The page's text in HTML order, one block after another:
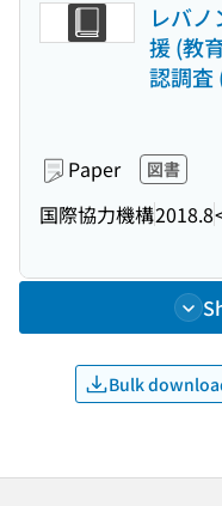
レバ
援 (教
認調査
Paper 図書
国際協力機構2018.8
Bulk